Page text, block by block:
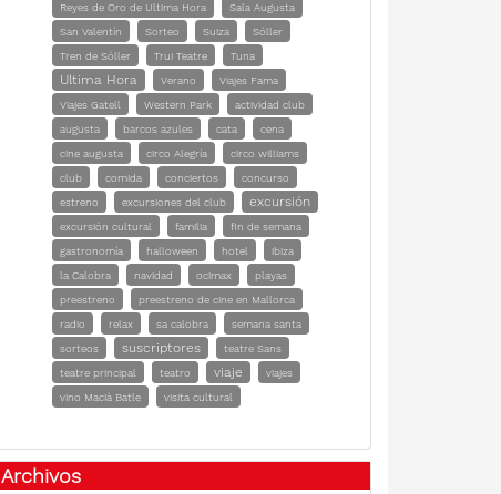
Reyes de Oro de Ultima Hora
Sala Augusta
San Valentín
Sorteo Suiza
Sóller
Tren de Sóller
Trui Teatre Tuna
Ultima Hora Verano
Viajes Fama
Viajes Gatell
Western Park
actividad club
augusta
barcos azules cata
cena
cine augusta
circo Alegría
circo williams
club
comida conciertos
concurso
estreno
excursiones del club excursión
excursión cultural familia
fin de semana
gastronomía
halloween hotel
ibiza
la Calobra
navidad ocimax
playas
preestreno
preestreno de cine en Mallorca
radio
relax sa calobra
semana santa
sorteos
suscriptores
teatre Sans
teatre principal
teatro viaje
viajes
vino Macià Batle
visita cultural
Archivos